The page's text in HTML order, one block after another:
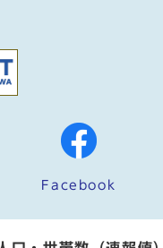
Facebook